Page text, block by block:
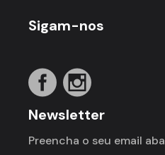
Sigam-nos
Newsletter
Preencha o seu email